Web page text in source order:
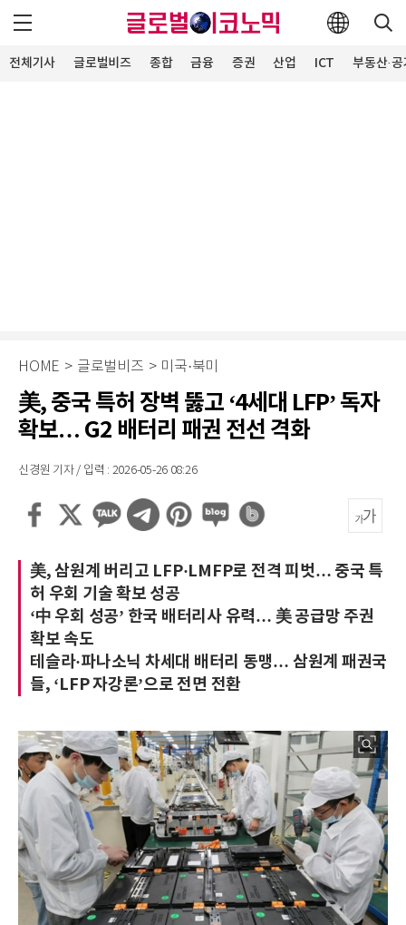
전체기사 글로벌비즈 종합 금융 증권 산업 ICT 부동산·
HOME > 글로벌비즈 > 미국·북미
美, 중국 특허 장벽 뚫고 ‘4세대 LFP’ 독자
확보… G2 배터리 패권 전선 격화
신경원 기자 / 입력 : 2026-05-26 08:26
美, 삼원계 버리고 LFP·LMFP로 전격 피벗… 중국 특
허 우회 기술 확보 성공
‘中 우회 성공’ 한국 배터리사 유력… 美 공급망 주권
확보 속도
테슬라·파나소닉 차세대 배터리 동맹… 삼원계 패권국
들, ‘LFP 자강론’으로 전면 전환